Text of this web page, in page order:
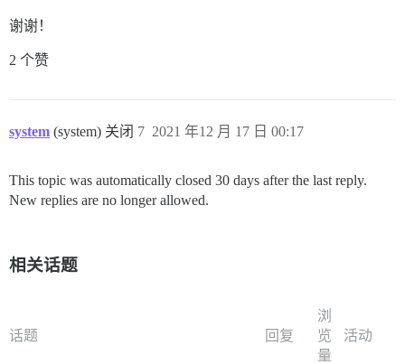
谢谢！
2 个赞
system (system) 关闭 2021 年12 月 17 日 00:17
7
This topic was automatically closed 30 days after the last reply.
New replies are no longer allowed.
相关话题
话题 回复
浏
览
量
活动